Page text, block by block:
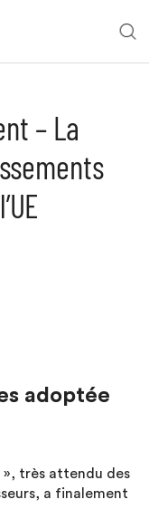
– La
adoptée
», très attendu des
a finalement